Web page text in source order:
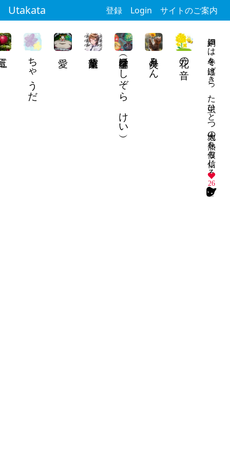
Utakata 登録 Login サイトのご案内
網戸には冬を逃げきった虫ひとつ大地の熱を僕も信じる
26
花の音
美月みん
星空馨（ほしぞら けい）
ちゃうだ